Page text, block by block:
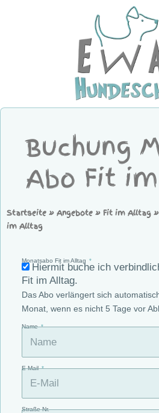
Buchung
Abo Fit
Startseite » Angebote » Fit im Alltag »
im Alltag
Monatsabo Fit im Alltag
Hiermit buche ich
Fit im Alltag.
Das Abo verlängert sich
Monat, wenn es nicht 5 Tage vor
Name
E-Mail
Straße Nr.